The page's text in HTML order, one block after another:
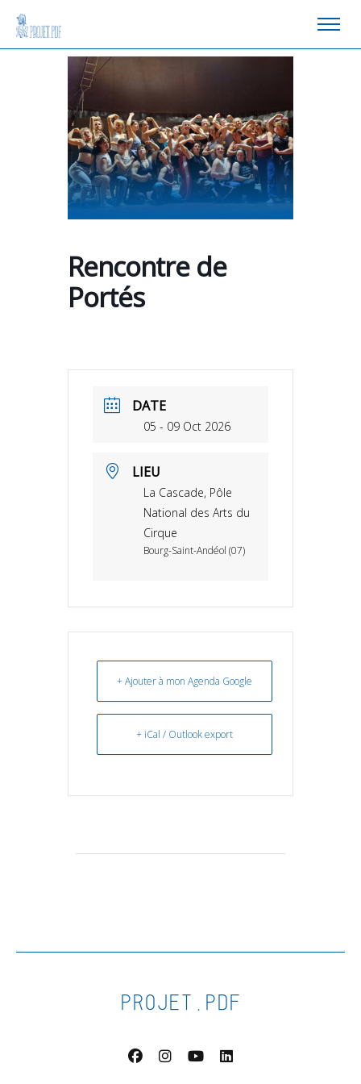
Rencontre de
Portés
DATE
05 - 09 Oct 2026
LIEU
La Cascade, Pôle
National des Arts du
Cirque
Bourg-Saint-Andéol (07)
+ Ajouter à mon Agenda Google
+ iCal / Outlook export
PROJET.PDF